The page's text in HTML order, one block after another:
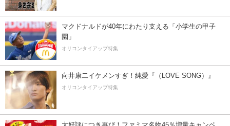
マクドナルドが40年にわたり支える「小学生の甲子
園」
オリコンタイアップ特集
向井康二イケメンすぎ！純愛『（LOVE SONG）』
オリコンタイアップ特集